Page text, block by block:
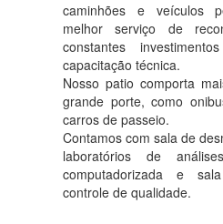
caminhões e veículos
melhor serviço de
constantes
capacitação técnica.
Nosso patio comporta
grande porte, como
carros de passeio.
Contamos com sala de
laboratórios de
computadorizada e
controle de qualidade.